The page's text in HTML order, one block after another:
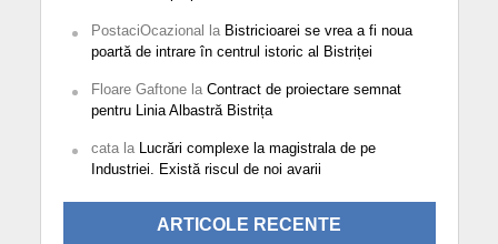
PostaciOcazional la Bistricioarei se vrea a fi noua
poartă de intrare în centrul istoric al Bistriței
Floare Gaftonela Contract de proiectare semnat
pentru Linia Albastră Bistrița
catala Lucrări complexe la magistrala de pe
Industriei. Există riscul de noi avarii
ARTICOLE RECENTE